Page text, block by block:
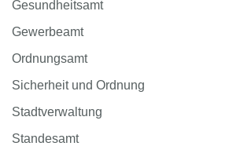
Gesundheitsamt
Gewerbeamt
Ordnungsamt
Sicherheit und Ordnung
Stadtverwaltung
Standesamt